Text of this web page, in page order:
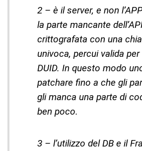
2 – è il server, e non
la parte mancante
crittografata con una
univoca, percui valida per
DUID. In questo modo
patchare fino a che gli
gli manca una parte di
ben poco.
3 – l’utilizzo del DB e il